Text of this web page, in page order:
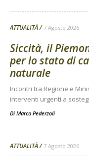
ATTUALITÀ 7 Agosto 2026
Siccità, il
per lo stato di
naturale
Incontri tra Regione e
interventi urgenti a
Di Marco Pederzoli
ATTUALITÀ 7 Agosto 2026